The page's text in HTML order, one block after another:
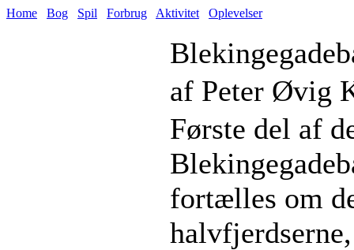
Home Bog Spil Forbrug Aktivitet Oplevelser
af Peter Øvig
Første del af
fortælles om